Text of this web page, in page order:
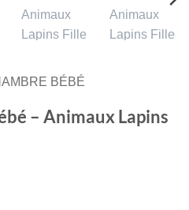
BÉBÉ
– Animaux Lapins